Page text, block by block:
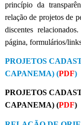
princípio da
relação de projetos de
discentes
página, formulários/
PROJETOS
CAPANEMA) (PDF)
PROJETOS
CAPANEMA) (PDF)